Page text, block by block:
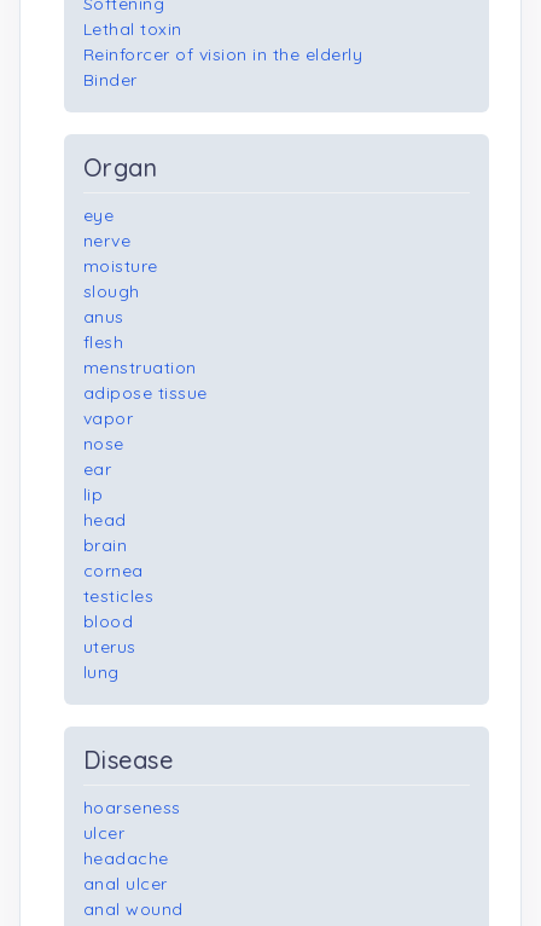
Lethal toxin
Reinforcer of vision in the elderly
Binder
Organ
eye
nerve
moisture
slough
anus
flesh
menstruation
adipose tissue
vapor
nose
ear
lip
head
brain
cornea
testicles
blood
uterus
lung
Disease
hoarseness
ulcer
headache
anal ulcer
anal wound